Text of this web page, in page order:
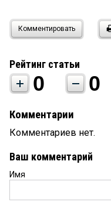
Комментировать
Рейтинг статьи
0 0
Комментарии
Комментариев нет.
Ваш комментарий
Имя